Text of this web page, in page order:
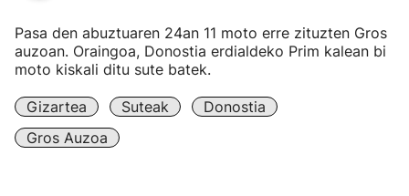
Pasa den abuztuaren 24an 11 moto erre zituzten Gros
auzoan. Oraingoa, Donostia erdialdeko Prim kalean bi
moto kiskali ditu sute batek.
Gizartea Suteak
Donostia
Gros Auzoa